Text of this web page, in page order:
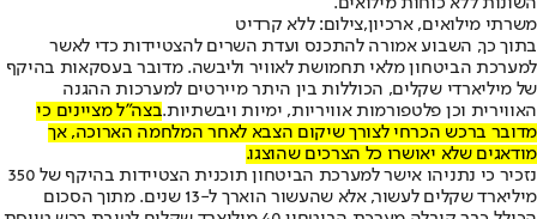
משרתי מילואים, ארכיון,צילום: ללא קרדיט
בתוך כך, השבוע אמורה להתכנס ועדת השרים להצטיידות כדי לאשר
למערכת הביטחון מלאי תחמושת לאוויר וליבשה. מדובר בעסקאות בהיקף
של מיליארדי שקלים, הכוללות בין היתר מיירטים למערכות ההגנה
האווירית וכן פלטפורמות אוויריות, ימיות ויבשתיות.בצה"ל מציינים כי
מדובר ברכש הכרחי לצורך שיקום הצבא לאחר המלחמה הארוכה, אך
מודאגים שלא יאושרו כל הצרכים שהוצגו.
נזכיר כי נתניהו אישר למערכת הביטחון תוכנית הצטיידות בהיקף של 350
מיליארד שקלים לעשור, אלא שהעשור הוארך ל-13 שנים. מתוך הסכום